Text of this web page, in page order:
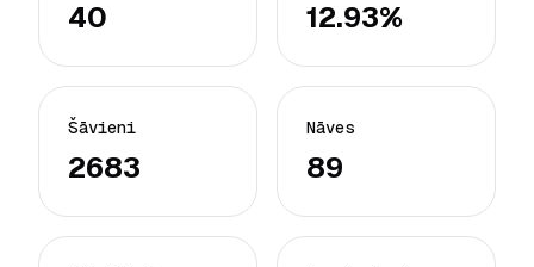
40 12.93%
Šāvieni
2683
Nāves
89